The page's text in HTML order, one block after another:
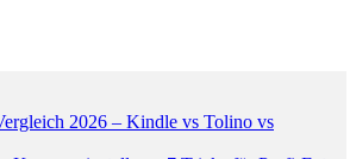
2026 – Kindle vs Tolino vs